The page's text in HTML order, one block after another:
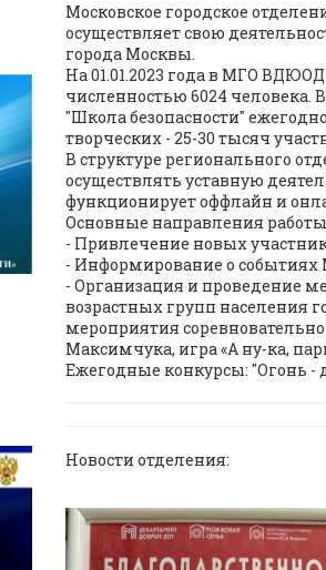
Московское городское
осуществляет свою
города Москвы.
На 01.01.2023 года в МГО
численностью 6024 человека.
"Школа безопасности"
творческих - 25-30 тысяч
В структуре регионального
осуществлять уставную
функционирует оффлайн и
Основные направления
- Привлечение новых
- Информирование о событиях
- Организация и проведение
возрастных групп населения
мероприятия
Максимчука, игра «А ну-ка,
Ежегодные конкурсы: "Огонь -
Новости отделения: